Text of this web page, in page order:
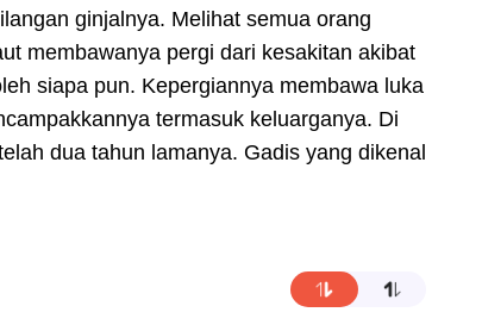
ginjalnya. Melihat semua orang
membawanya pergi dari kesakitan akibat
siapa pun. Kepergiannya membawa luka
termasuk keluarganya. Di
dua tahun lamanya. Gadis yang dikenal